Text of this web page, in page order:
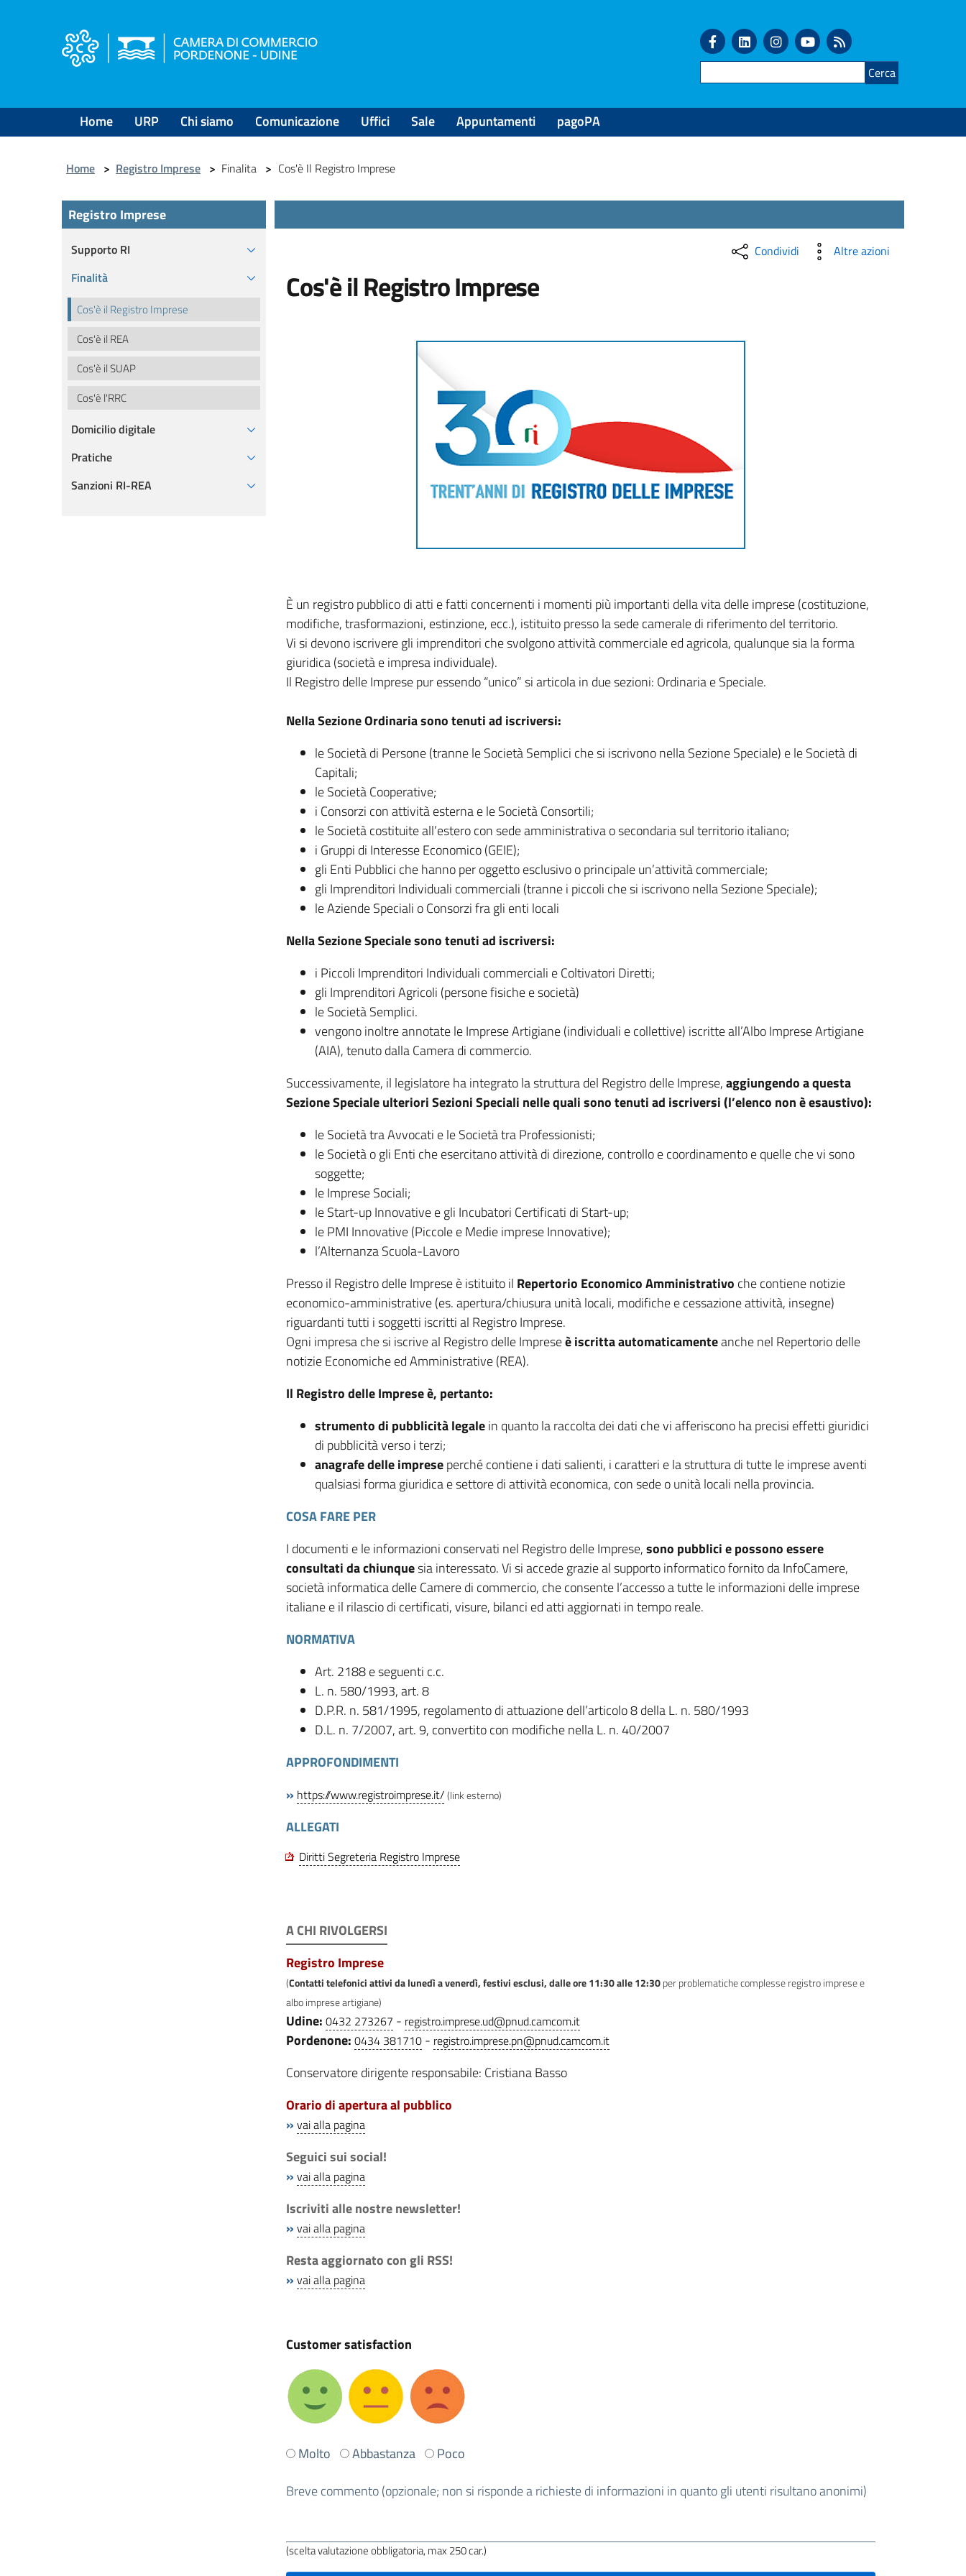
Home URP Chi siamo Comunicazione Uffici Sale Appuntamenti pagoPA
Home > Registro Imprese > Finalita > Cos'è Il Registro Imprese
Registro Imprese
Supporto RI
Finalità
Cos'è il Registro Imprese
Cos'è il REA
Cos'è il SUAP
Cos'è l'RRC
Domicilio digitale
Pratiche
Sanzioni RI-REA
Condividi Altre azioni
Cos'è il Registro Imprese
È un registro pubblico di atti e fatti concernenti i momenti più importanti della vita delle imprese (costituzione,
modifiche, trasformazioni, estinzione, ecc.), istituito presso la sede camerale di riferimento del territorio.
Vi si devono iscrivere gli imprenditori che svolgono attività commerciale ed agricola, qualunque sia la forma
giuridica (società e impresa individuale).
Il Registro delle Imprese pur essendo “unico” si articola in due sezioni: Ordinaria e Speciale.
Nella Sezione Ordinaria sono tenuti ad iscriversi:
le Società di Persone (tranne le Società Semplici che si iscrivono nella Sezione Speciale) e le Società di
Capitali;
le Società Cooperative;
i Consorzi con attività esterna e le Società Consortili;
le Società costituite all’estero con sede amministrativa o secondaria sul territorio italiano;
i Gruppi di Interesse Economico (GEIE);
gli Enti Pubblici che hanno per oggetto esclusivo o principale un’attività commerciale;
gli Imprenditori Individuali commerciali (tranne i piccoli che si iscrivono nella Sezione Speciale);
le Aziende Speciali o Consorzi fra gli enti locali
Nella Sezione Speciale sono tenuti ad iscriversi:
i Piccoli Imprenditori Individuali commerciali e Coltivatori Diretti;
gli Imprenditori Agricoli (persone fisiche e società)
le Società Semplici.
vengono inoltre annotate le Imprese Artigiane (individuali e collettive) iscritte all’Albo Imprese Artigiane
(AIA), tenuto dalla Camera di commercio.
Successivamente, il legislatore ha integrato la struttura del Registro delle Imprese,aggiungendo a questa
Sezione Speciale ulteriori Sezioni Speciali nelle quali sono tenuti ad iscriversi (l’elenco non è esaustivo):
le Società tra Avvocati e le Società tra Professionisti;
le Società o gli Enti che esercitano attività di direzione, controllo e coordinamento e quelle che vi sono
soggette;
le Imprese Sociali;
le Start-up Innovative e gli Incubatori Certificati di Start-up;
le PMI Innovative (Piccole e Medie imprese Innovative);
l’Alternanza Scuola-Lavoro
Presso il Registro delle Imprese è istituito il Repertorio Economico Amministrativo che contiene notizie
economico-amministrative (es. apertura/chiusura unità locali, modifiche e cessazione attività, insegne)
riguardanti tutti i soggetti iscritti al Registro Imprese.
Ogni impresa che si iscrive al Registro delle Impreseè iscritta automaticamenteanche nel Repertorio delle
notizie Economiche ed Amministrative (REA).
Il Registro delle Imprese è, pertanto:
strumento di pubblicità legalein quanto la raccolta dei dati che vi afferiscono ha precisi effetti giuridici
di pubblicità verso i terzi;
anagrafe delle impreseperché contiene i dati salienti, i caratteri e la struttura di tutte le imprese aventi
qualsiasi forma giuridica e settore di attività economica, con sede o unità locali nella provincia.
COSA FARE PER
I documenti e le informazioni conservati nel Registro delle Imprese,sono pubblici e possono essere
consultati da chiunquesia interessato. Vi si accede grazie al supporto informatico fornito da InfoCamere,
società informatica delle Camere di commercio, che consente l’accesso a tutte le informazioni delle imprese
italiane e il rilascio di certificati, visure, bilanci ed atti aggiornati in tempo reale.
NORMATIVA
Art. 2188 e seguenti c.c.
L. n. 580/1993, art. 8
D.P.R. n. 581/1995, regolamento di attuazione dell’articolo 8 della L. n. 580/1993
D.L. n. 7/2007, art. 9, convertito con modifiche nella L. n. 40/2007
APPROFONDIMENTI
» https://www.registroimprese.it/(link esterno)
ALLEGATI
Diritti Segreteria Registro Imprese
A CHI RIVOLGERSI
Registro Imprese
(Contatti telefonici attivi da lunedì a venerdì, festivi esclusi, dalle ore 11:30 alle 12:30per problematiche complesse registro imprese e
albo imprese artigiane)
Udine: 0432 273267 - registro.imprese.ud@pnud.camcom.it
Pordenone: 0434 381710 - registro.imprese.pn@pnud.camcom.it
Conservatore dirigente responsabile: Cristiana Basso
Orario di apertura al pubblico
» vai alla pagina
Seguici sui social!
» vai alla pagina
Iscriviti alle nostre newsletter!
» vai alla pagina
Resta aggiornato con gli RSS!
» vai alla pagina
Customer satisfaction
Ti
stata
pagina?
Molto Abbastanza
Poco
Breve commento (opzionale; non si risponde a richieste di informazioni in quanto gli utenti risultano anonimi)
(scelta valutazione obbligatoria, max 250 car.)